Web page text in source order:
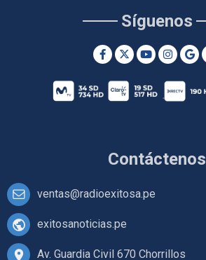
Contáctenos
ventas@radioexitosa.pe
exitosanoticias.pe
Av. Guardia Civil 670 Chorrillos
Síguenos